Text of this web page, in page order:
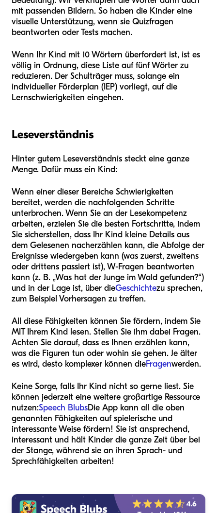
mit passenden Bildern. So haben die Kinder eine
visuelle Unterstützung, wenn sie Quizfragen
beantworten oder Tests machen.
Wenn Ihr Kind mit 10 Wörtern überfordert ist, ist es
völlig in Ordnung, diese Liste auf fünf Wörter zu
reduzieren. Der Schulträger muss, solange ein
individueller Förderplan (IEP) vorliegt, auf die
Lernschwierigkeiten eingehen.
Leseverständnis
Hinter gutem Leseverständnis steckt eine ganze
Menge. Dafür muss ein Kind:
Wenn einer dieser Bereiche Schwierigkeiten
bereitet, werden die nachfolgenden Schritte
unterbrochen. Wenn Sie an der Lesekompetenz
arbeiten, erzielen Sie die besten Fortschritte, indem
Sie sicherstellen, dass Ihr Kind kleine Details aus
dem Gelesenen nacherzählen kann, die Abfolge der
Ereignisse wiedergeben kann (was zuerst, zweitens
oder drittens passiert ist), W-Fragen beantworten
kann (z. B. „Was hat der Junge im Wald gefunden?“)
und in der Lage ist, über dieGeschichtezu sprechen,
zum Beispiel Vorhersagen zu treffen.
All diese Fähigkeiten können Sie fördern, indem Sie
MIT Ihrem Kind lesen. Stellen Sie ihm dabei Fragen.
Achten Sie darauf, dass es Ihnen erzählen kann,
was die Figuren tun oder wohin sie gehen. Je älter
es wird, desto komplexer können dieFragenwerden.
Keine Sorge, falls Ihr Kind nicht so gerne liest. Sie
können jederzeit eine weitere großartige Ressource
nutzen:Speech BlubsDie App kann all die oben
genannten Fähigkeiten auf spielerische und
interessante Weise fördern! Sie ist ansprechend,
interessant und hält Kinder die ganze Zeit über bei
der Stange, während sie an ihren Sprach- und
Sprechfähigkeiten arbeiten!